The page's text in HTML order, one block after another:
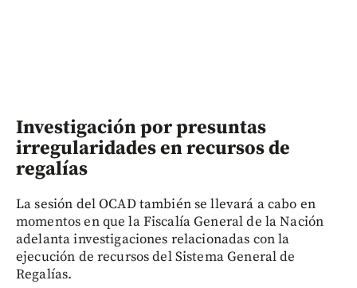
Investigación por presuntas
irregularidades en recursos de
regalías
La sesión del OCAD también se llevará a cabo en
momentos en que la Fiscalía General de la Nación
adelanta investigaciones relacionadas con la
ejecución de recursos del Sistema General de
Regalías.